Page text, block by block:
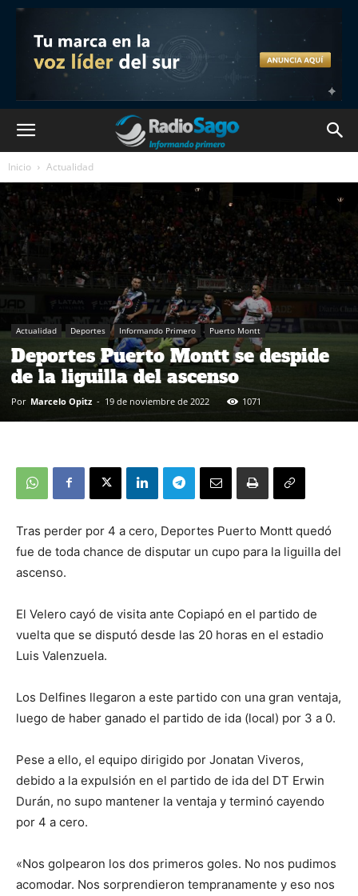
Inicio Actualidad
Actualidad Deportes Informando Primero Puerto Montt
Deportes Puerto Montt se despide
de la liguilla del ascenso
Por Marcelo Opitz - 19 de noviembre de 2022 1071
Tras perder por 4 a cero, Deportes Puerto Montt quedó
fue de toda chance de disputar un cupo para la liguilla del
ascenso.
El Velero cayó de visita ante Copiapó en el partido de
vuelta que se disputó desde las 20 horas en el estadio
Luis Valenzuela.
Los Delfines llegaron a este partido con una gran ventaja,
luego de haber ganado el partido de ida (local) por 3 a 0.
Pese a ello, el equipo dirigido por Jonatan Viveros,
debido a la expulsión en el partido de ida del DT Erwin
Durán, no supo mantener la ventaja y terminó cayendo
por 4 a cero.
«Nos golpearon los dos primeros goles. No nos pudimos
acomodar. Nos sorprendieron tempranamente y eso nos